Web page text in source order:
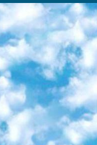
психологии. Многие курсы подготовлены российскими университетами и крупными международными компаниями вроде Intel и Microsoft. Самостоятельное обучение бесплатное, но желающие могут оплатить услуги персональных наставников. 2. «Смартия» знакомит с актуальными профессиями и подсказывает, как им обучаться. Выбрав заинтересовавшую вас специальность — SMM-специалист, фотограф, веб-дизайнер или другую, — увидите список необходимых для неё умений. Чтобы вы могли освоить их самостоятельно, для каждого умения площадка отображает подборку ссылок на учебные материалы. Хотя «Смартия» ориентируется на русскоязычную аудиторию, часть контента всё же доступна только на английском. 3. «Лекторий Физтеха» Проект Московского физико-технического института (Физтеха). С его помощью вы можете смотреть онлайн серии лекций, записанные на видео в этом вузе. В числе доступных предметов — физика, биология, химия, информационные технологии и другие. К некоторым лекциям администрация ресурса прилагает готовые конспекты, которые можно скачивать в PDF-формате. 4. ITMOcourses Онлайн-площадка Санкт-Петербургского национального исследовательского университета информационных технологий, механики и оптики (ИТМО). Ресурс предоставляет свободный доступ к курсам, разработанным в этом вузе. Каталог материалов разбит на четыре категории: «Оптические системы и технологии», «Приборостроение и робототехника», «Информационные технологии» и «Биотехнологии». Курсы состоят из видеолекций, интерактивных демонстраций и заданий. 5. «КиберЛенинка» Электронная научная библиотека открытого доступа. Каталог площадки регулярно обрастает текстами статей из различных научных изданий. Сгруппированные по журналам и рубрикам публикации можно читать онлайн или скачивать целиком в PDF-формате. Проект нацелен на популяризацию науки за счёт открытого доступа к качественной информации. 6.